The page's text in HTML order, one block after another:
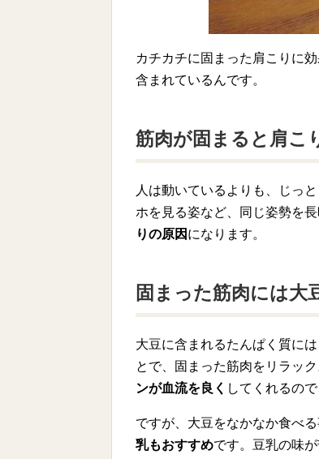
カチカチに固まった肩こりに効
含まれているんです。
筋肉が固まると肩こ
人は動いているよりも、じっ
ホを見る姿など、同じ姿勢を長
りの原因 になります。
固まった筋肉には大
大豆に含まれるたんぱく質には
とで、固まった筋肉をリラッ
ンが血流を良く してくれるの
ですが、大豆をなかなか食べ
乳もおすすめです。豆乳の味